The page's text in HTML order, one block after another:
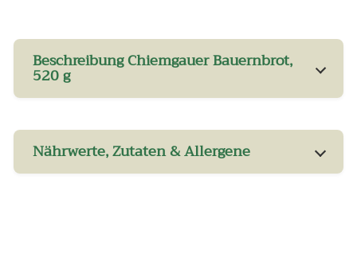
Beschreibung Chiemgauer Bauernbrot,
520 g
Nährwerte, Zutaten & Allergene